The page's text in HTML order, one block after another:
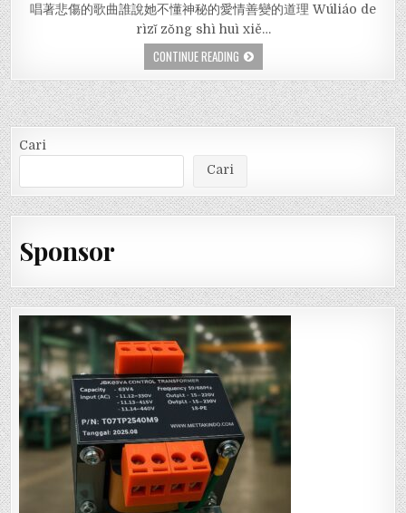
唱著悲傷的歌曲誰說她不懂神秘的愛情善變的道理 Wúliáo de
rìzǐ zǒng shì huì xiě…
CONTINUE READING
Cari
Cari
Sponsor